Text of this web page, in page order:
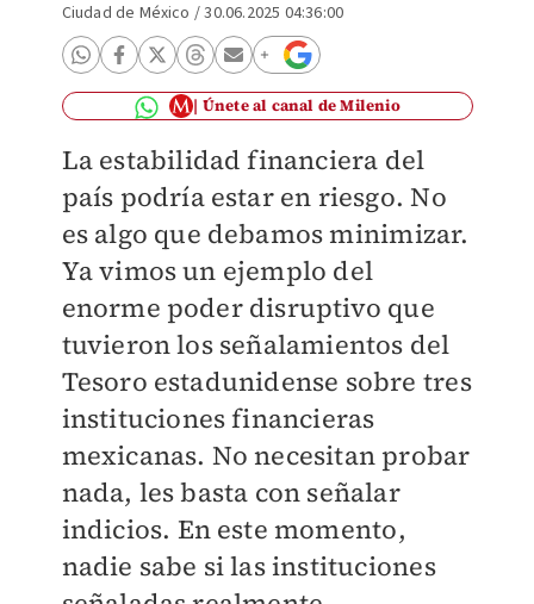
Ciudad de México /30.06.2025 04:36:00
Únete al canal de Milenio
La estabilidad financiera del
país podría estar en riesgo. No
es algo que debamos minimizar.
Ya vimos un ejemplo del
enorme poder disruptivo que
tuvieron los señalamientos del
Tesoro estadunidense sobre tres
instituciones financieras
mexicanas. No necesitan probar
nada, les basta con señalar
indicios. En este momento,
nadie sabe si las instituciones